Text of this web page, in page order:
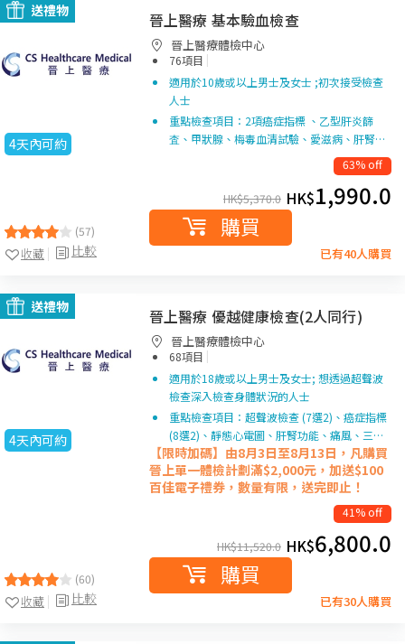
送禮物
4天內可約
(57)
比較
收藏
晉上醫療 基本驗血檢查
晉上醫療體檢中心
76項目 |
適用於10歲或以上男士及女士 ;初次接受檢查
人士
重點檢查項目：2項癌症指標 、乙型肝炎篩
査、甲狀腺、梅毒血清試驗、愛滋病、肝腎…
63% off
HK$5,370.0 HK$1,990.0
購買
已有40人購買
送禮物
4天內可約
(60)
比較
收藏
晉上醫療 優越健康檢查(2人同行)
晉上醫療體檢中心
68項目 |
適用於18歲或以上男士及女士; 想透過超聲波
檢查深入檢查身體狀況的人士
重點檢查項目：超聲波檢查 (7選2)、癌症指標
(8選2)、靜態心電圖、肝腎功能、痛風、三…
【限時加碼】由8月3日至8月13日，凡購買
晉上單一體檢計劃滿$2,000元，加送$100
百佳電子禮券，數量有限，送完即止！
41% off
HK$11,520.0 HK$6,800.0
購買
已有30人購買